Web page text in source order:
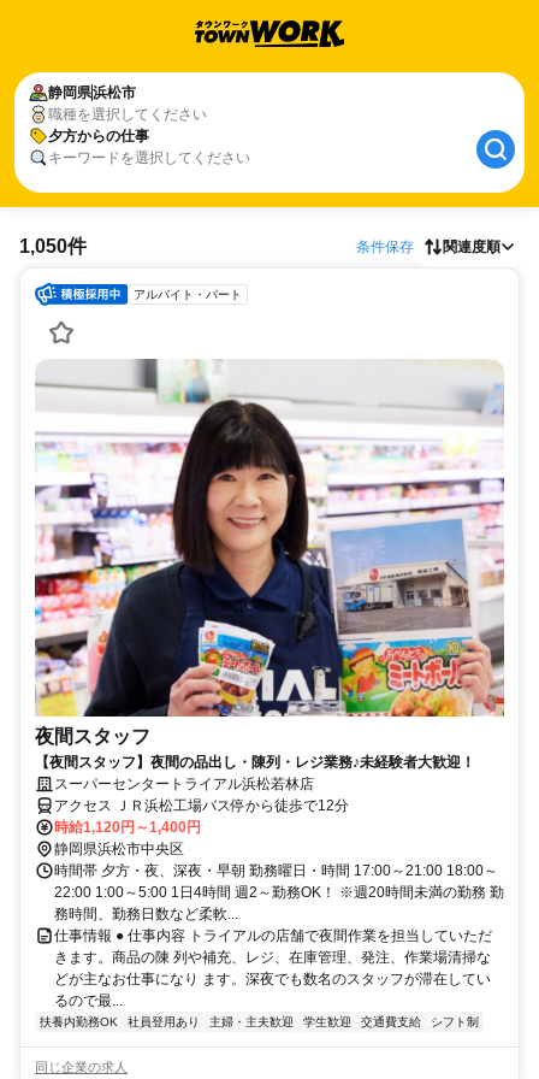
静岡県浜松市
職種を選択してください
夕方からの仕事
キーワードを選択してください
1,050件 条件保存 関連度順
アルバイト・パート
夜間スタッフ
【夜間スタッフ】夜間の品出し・陳列・レジ業務♪未経験者大歓迎！
スーパーセンタートライアル浜松若林店
アクセス ＪＲ浜松工場バス停から徒歩で12分
時給1,120円～1,400円
静岡県浜松市中央区
時間帯 夕方・夜、深夜・早朝 勤務曜日・時間 17:00～21:00 18:00～
22:00 1:00～5:00 1日4時間 週2～勤務OK！ ※週20時間未満の勤務 勤
務時間、勤務日数など柔軟...
仕事情報 ● 仕事内容 トライアルの店舗で夜間作業を担当していただ
きます。商品の陳 列や補充、レジ、在庫管理、発注、作業場清掃な
どが主なお仕事になり ます。深夜でも数名のスタッフが滞在してい
るので最...
扶養内勤務OK 社員登用あり 主婦・主夫歓迎 学生歓迎 交通費支給 シフト制
同じ企業の求人